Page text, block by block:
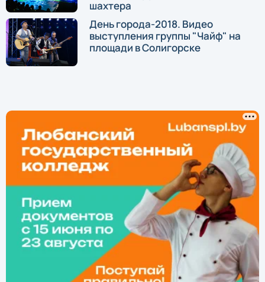
шахтера
День города-2018. Видео
выступления группы "Чайф" на
площади в Солигорске